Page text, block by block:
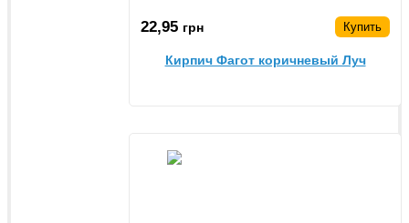
22,95 грн Купить
Кирпич Фагот коричневый Луч